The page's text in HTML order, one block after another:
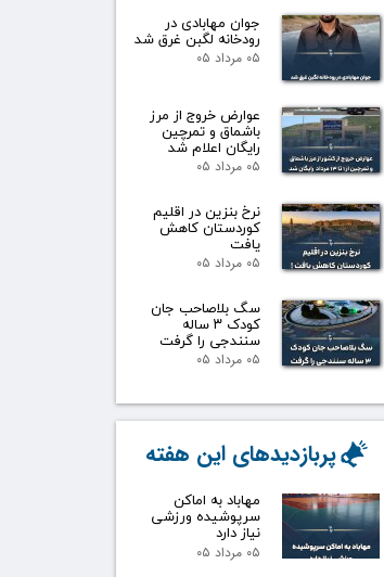
جوان مهابادی در
رودخانه لگبن غرق شد
۰۵ مرداد ۰۵
عوارض خروج از مرز
باشماق و تمرچین
رایگان اعلام شد
۰۵ مرداد ۰۵
نرخ بنزین در اقلیم
کوردستان کاهش
یافت
۰۵ مرداد ۰۵
سگ بلاصاحب جان
کودک ۳ ساله
سنندجی را گرفت
۰۵ مرداد ۰۵
مهاباد به اماکن
سرپوشیده ورزشی
نیاز دارد
۰۵ مرداد ۰۵
پربازدیدهای این هفته